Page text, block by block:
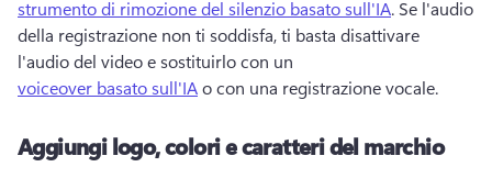
strumento di rimozione del silenzio basato sull'IA. Se l'audio
della registrazione non ti soddisfa, ti basta disattivare
l'audio del video e sostituirlo con un
voiceover basato sull'IA o con una registrazione vocale.
Aggiungi logo, colori e caratteri del marchio